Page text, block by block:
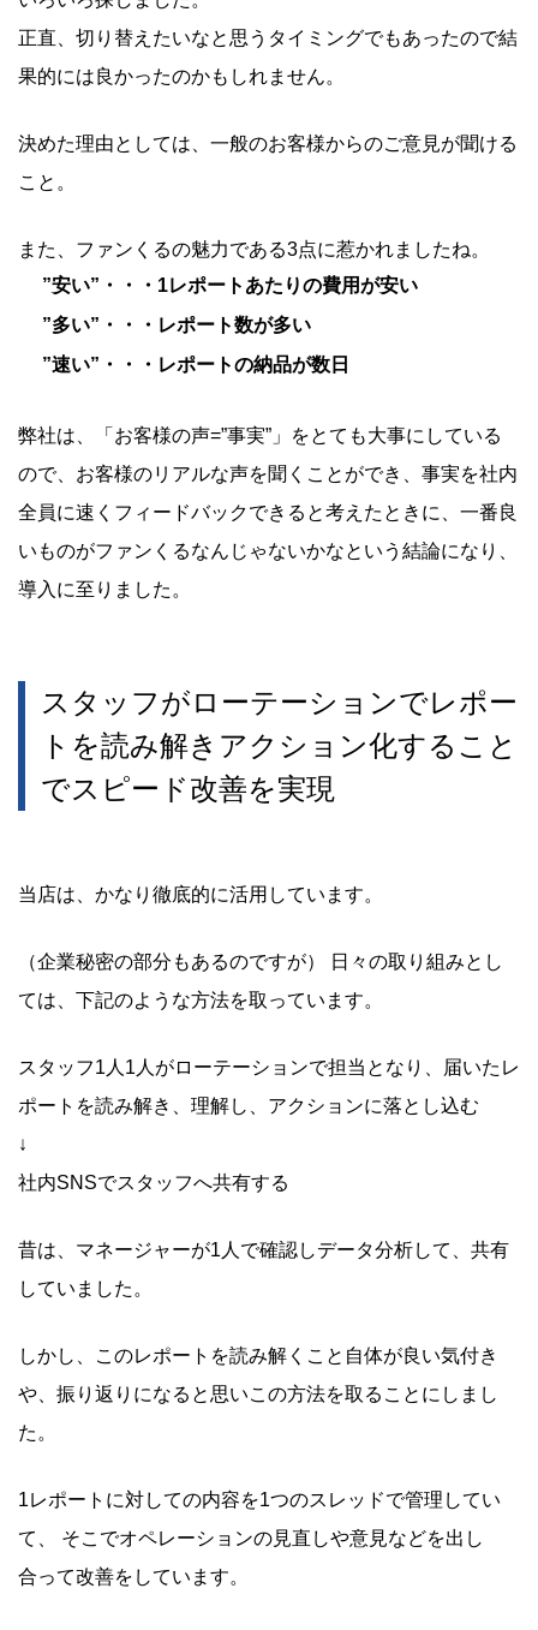
正直、切り替えたいなと思うタイミングでもあったので結
果的には良かったのかもしれません。
決めた理由としては、一般のお客様からのご意見が聞ける
こと。
また、ファンくるの魅力である3点に惹かれましたね。
”安い”・・・1レポートあたりの費用が安い
”多い”・・・レポート数が多い
”速い”・・・レポートの納品が数日
弊社は、「お客様の声=”事実”」をとても大事にしている
ので、お客様のリアルな声を聞くことができ、事実を社内
全員に速くフィードバックできると考えたときに、一番良
いものがファンくるなんじゃないかなという結論になり、
導入に至りました。
スタッフがローテーションでレポー
トを読み解きアクション化すること
でスピード改善を実現
当店は、かなり徹底的に活用しています。
（企業秘密の部分もあるのですが） 日々の取り組みとし
ては、下記のような方法を取っています。
スタッフ1人1人がローテーションで担当となり、届いたレ
ポートを読み解き、理解し、アクションに落とし込む
↓
社内SNSでスタッフへ共有する
昔は、マネージャーが1人で確認しデータ分析して、共有
していました。
しかし、このレポートを読み解くこと自体が良い気付き
や、振り返りになると思いこの方法を取ることにしまし
た。
1レポートに対しての内容を1つのスレッドで管理してい
て、 そこでオペレーションの見直しや意見などを出し
合って改善をしています。